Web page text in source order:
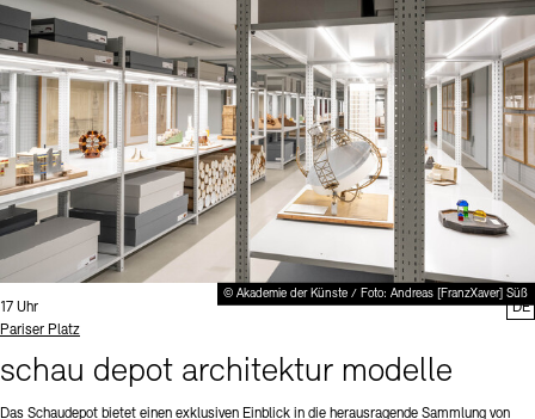
© Akademie der Künste / Foto: Andreas [FranzXaver] Süß
Uhrzeit:
17 Uhr
Standort
Pariser Platz
schau depot architektur modelle
Das Schaudepot bietet einen exklusiven Einblick in die herausragende Sammlung von
DE